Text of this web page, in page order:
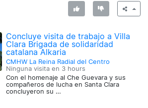
Concluye visita de trabajo a Villa
Clara Brigada de solidaridad
catalana Alkaria
CMHW La Reina Radial del Centro
Ninguna visita en 3 hours
Con el homenaje al Che Guevara y sus
compañeros de lucha en Santa Clara
concluyeron su …